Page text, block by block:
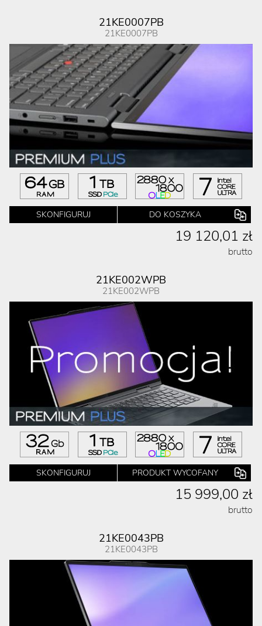
21KE0007PB
21KE0007PB
SKONFIGURUJ DO KOSZYKA
19 120,01 zł
brutto
21KE002WPB
21KE002WPB
SKONFIGURUJ PRODUKT WYCOFANY
15 999,00 zł
brutto
21KE0043PB
21KE0043PB